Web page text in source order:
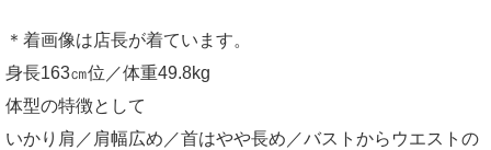
＊着画像は店長が着ています。
身長163㎝位／体重49.8kg
体型の特徴として
いかり肩／肩幅広め／首はやや長め／バストからウエストの